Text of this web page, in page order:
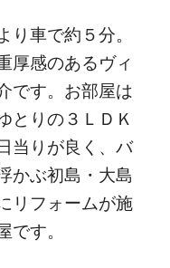
り車で約５分。
厚感のあるヴィ
です。お部屋は
とりの３ＬＤＫ
当りが良く、バ
かぶ初島・大島
リフォームが施
です。